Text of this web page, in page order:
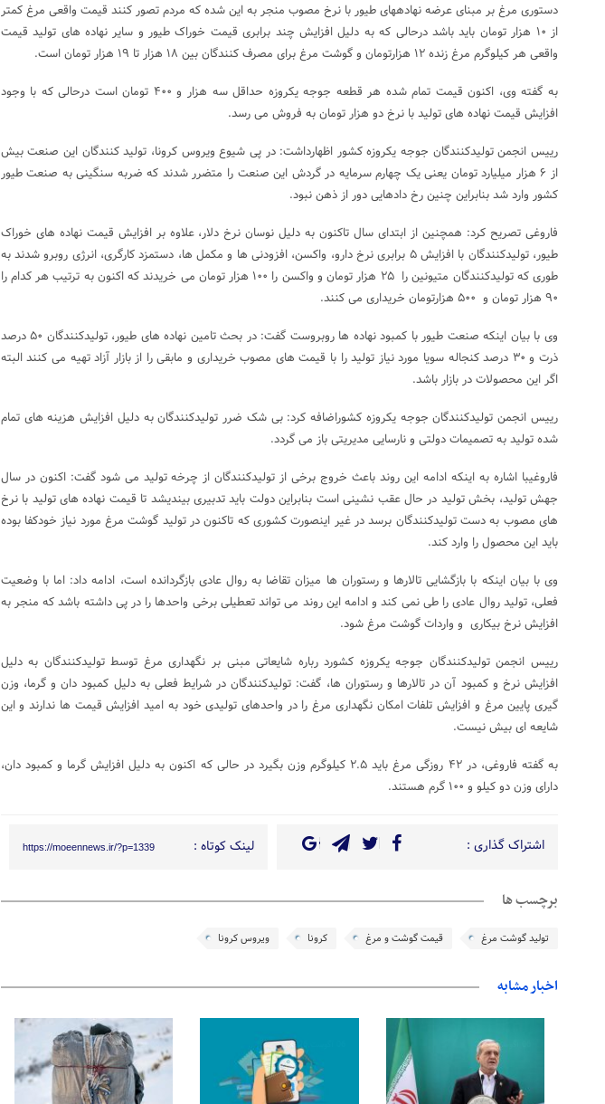
دستوری مرغ بر مبنای عرضه نهادههای طیور با نرخ مصوب منجر به این شده که مردم تصور کنند قیمت واقعی مرغ کمتر
از ۱۰ هزار تومان باید باشد درحالی که به دلیل افزایش چند برابری قیمت خوراک طیور و سایر نهاده های تولید قیمت
واقعی هر کیلوگرم مرغ زنده ۱۲ هزارتومان و گوشت مرغ برای مصرف کنندگان بین ۱۸ هزار تا ۱۹ هزار تومان است.
به گفته وی، اکنون قیمت تمام شده هر قطعه جوجه یکروزه حداقل سه هزار و ۴۰۰ تومان است درحالی که با وجود
افزایش قیمت نهاده های تولید با نرخ دو هزار تومان به فروش می رسد.
رییس انجمن تولیدکنندگان جوجه یکروزه کشور اظهارداشت: در پی شیوع ویروس کرونا، تولید کنندگان این صنعت بیش
از ۶ هزار میلیارد تومان یعنی یک چهارم سرمایه در گردش این صنعت را متضرر شدند که ضربه سنگینی به صنعت طیور
کشور وارد شد بنابراین چنین رخ دادهایی دور از ذهن نبود.
فاروغی تصریح کرد: همچنین از ابتدای سال تاکنون به دلیل نوسان نرخ دلار، علاوه بر افزایش قیمت نهاده های خوراک
طیور، تولیدکنندگان با افزایش ۵ برابری نرخ دارو، واکسن، افزودنی ها و مکمل ها، دستمزد کارگری، انرژی روبرو شدند به
طوری که تولیدکنندگان متیونین را ۲۵ هزار تومان و واکسن را ۱۰۰ هزار تومان می خریدند که اکنون به ترتیب هر کدام را
۹۰ هزار تومان و ۵۰۰ هزارتومان خریداری می کنند.
وی با بیان اینکه صنعت طیور با کمبود نهاده ها روبروست گفت: در بحث تامین نهاده های طیور، تولیدکنندگان ۵۰ درصد
ذرت و ۳۰ درصد کنجاله سویا مورد نیاز تولید را با قیمت های مصوب خریداری و مابقی را از بازار آزاد تهیه می کنند البته
اگر این محصولات در بازار باشد.
رییس انجمن تولیدکنندگان جوجه یکروزه کشوراضافه کرد: بی شک ضرر تولیدکنندگان به دلیل افزایش هزینه های تمام
شده تولید به تصمیمات دولتی و نارسایی مدیریتی باز می گردد.
فاروغیبا اشاره به اینکه ادامه این روند باعث خروج برخی از تولیدکنندگان از چرخه تولید می شود گفت: اکنون در سال
جهش تولید، بخش تولید در حال عقب نشینی است بنابراین دولت باید تدبیری بیندیشد تا قیمت نهاده های تولید با نرخ
های مصوب به دست تولیدکنندگان برسد در غیر اینصورت کشوری که تاکنون در تولید گوشت مرغ مورد نیاز خودکفا بوده
باید این محصول را وارد کند.
وی با بیان اینکه با بازگشایی تالارها و رستوران ها میزان تقاضا به روال عادی بازگردانده است، ادامه داد: اما با وضعیت
فعلی، تولید روال عادی را طی نمی کند و ادامه این روند می تواند تعطیلی برخی واحدها را در پی داشته باشد که منجر به
افزایش نرخ بیکاری و واردات گوشت مرغ شود.
رییس انجمن تولیدکنندگان جوجه یکروزه کشورد رباره شایعاتی مبنی بر نگهداری مرغ توسط تولیدکنندگان به دلیل
افزایش نرخ و کمبود آن در تالارها و رستوران ها، گفت: تولیدکنندگان در شرایط فعلی به دلیل کمبود دان و گرما، وزن
گیری پایین مرغ و افزایش تلفات امکان نگهداری مرغ را در واحدهای تولیدی خود به امید افزایش قیمت ها ندارند و این
شایعه ای بیش نیست.
به گفته فاروغی، در ۴۲ روزگی مرغ باید ۲.۵ کیلوگرم وزن بگیرد در حالی که اکنون به دلیل افزایش گرما و کمبود دان،
دارای وزن دو کیلو و ۱۰۰ گرم هستند.
اشتراک گذاری : لینک کوتاه : https://moeennews.ir/?p=1339
برچسب ها
تولید گوشت مرغ قیمت گوشت و مرغ کرونا ویروس کرونا
اخبار مشابه